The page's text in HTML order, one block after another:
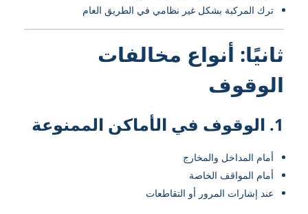
ترك المركبة بشكل غير نظامي في الطريق العام
ثانيًا: أنواع مخالفات
الوقوف
1. الوقوف في الأماكن الممنوعة
أمام المداخل والمخارج
أمام المواقف الخاصة
عند إشارات المرور أو التقاطعات